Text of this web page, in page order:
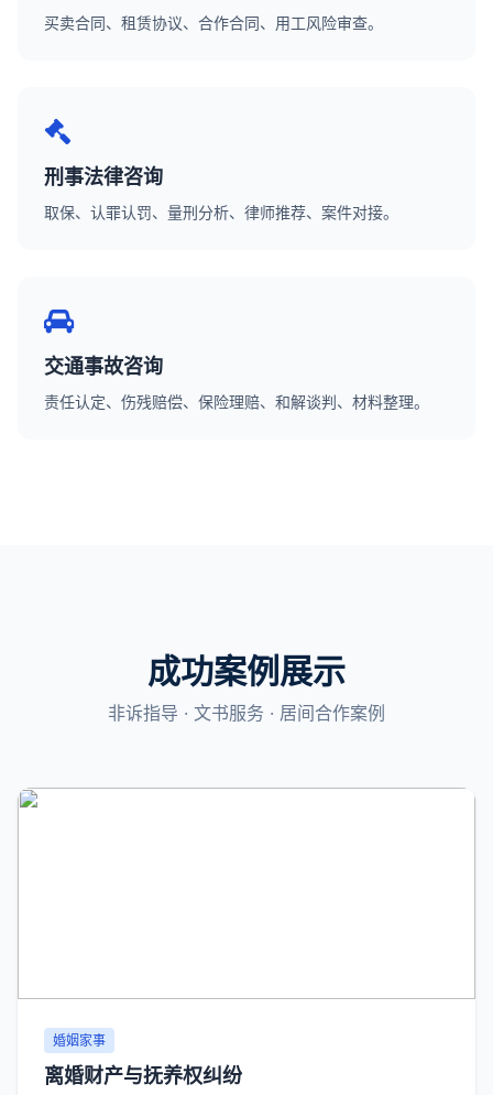
买卖合同、租赁协议、合作合同、用工风险审查。
刑事法律咨询
取保、认罪认罚、量刑分析、律师推荐、案件对接。
交通事故咨询
责任认定、伤残赔偿、保险理赔、和解谈判、材料整理。
成功案例展示
非诉指导 · 文书服务 · 居间合作案例
婚姻家事
离婚财产与抚养权纠纷